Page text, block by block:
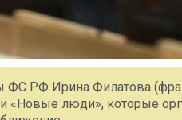
ФС РФ Ирина Филатова
«Новые люди», которые